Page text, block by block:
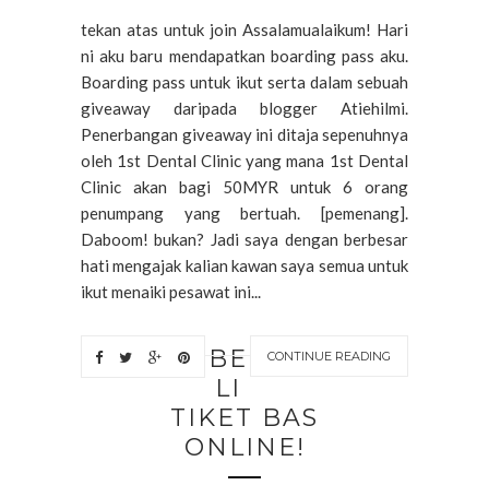
tekan atas untuk join Assalamualaikum! Hari
ni aku baru mendapatkan boarding pass aku.
Boarding pass untuk ikut serta dalam sebuah
giveaway daripada blogger Atiehilmi.
Penerbangan giveaway ini ditaja sepenuhnya
oleh 1st Dental Clinic yang mana 1st Dental
Clinic akan bagi 50MYR untuk 6 orang
penumpang yang bertuah. [pemenang].
Daboom! bukan? Jadi saya dengan berbesar
hati mengajak kalian kawan saya semua untuk
ikut menaiki pesawat ini...
CONTINUE READING
BE
LI
TIKET BAS
ONLINE!